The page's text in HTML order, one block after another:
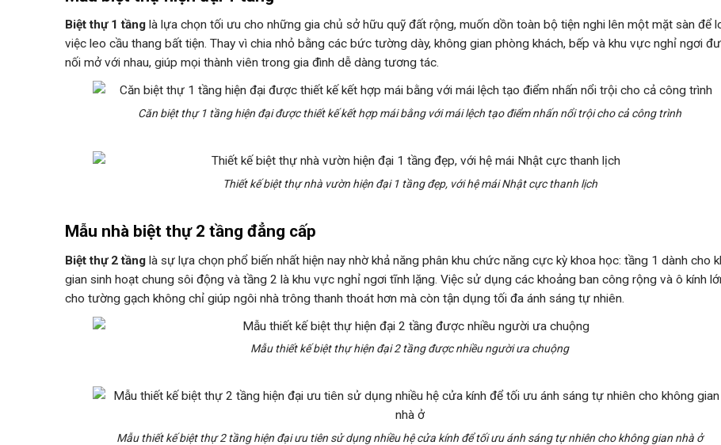
Biệt thự 1 tầng là lựa chọn tối ưu cho những gia chủ sở hữu quỹ đất rộng, muốn dồn toàn bộ tiện nghi lên một mặt sàn để
việc leo cầu thang bất tiện. Thay vì chia nhỏ bằng các bức tường dày, không gian phòng khách, bếp và khu vực nghỉ ngơi
nối mở với nhau, giúp mọi thành viên trong gia đình dễ dàng tương tác.
Căn biệt thự 1 tầng hiện đại được thiết kế kết hợp mái bằng với mái lệch tạo điểm nhấn nổi trội cho cả công trình
Thiết kế biệt thự nhà vườn hiện đại 1 tầng đẹp, với hệ mái Nhật cực thanh lịch
Mẫu nhà biệt thự 2 tầng đẳng cấp
Biệt thự 2 tầng là sự lựa chọn phổ biến nhất hiện nay nhờ khả năng phân khu chức năng cực kỳ khoa học: tầng 1 dành cho
gian sinh hoạt chung sôi động và tầng 2 là khu vực nghỉ ngơi tĩnh lặng. Việc sử dụng các khoảng ban công rộng và ô kính
cho tường gạch không chỉ giúp ngôi nhà trông thanh thoát hơn mà còn tận dụng tối đa ánh sáng tự nhiên.
Mẫu thiết kế biệt thự hiện đại 2 tầng được nhiều người ưa chuộng
Mẫu thiết kế biệt thự 2 tầng hiện đại ưu tiên sử dụng nhiều hệ cửa kính để tối ưu ánh sáng tự nhiên cho không gian nhà ở